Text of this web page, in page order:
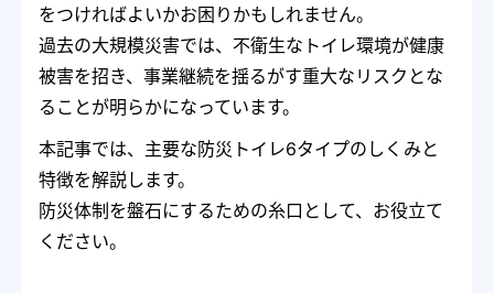
をつければよいかお困りかもしれません。
過去の大規模災害では、不衛生なトイレ環境が健康
被害を招き、事業継続を揺るがす重大なリスクとな
ることが明らかになっています。
本記事では、主要な防災トイレ6タイプのしくみと
特徴を解説します。
防災体制を盤石にするための糸口として、お役立て
ください。